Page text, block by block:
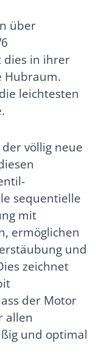
über
dies in ihrer
Hubraum.
leichtesten
völlig neue
sequentielle
mit
ermöglichen
und
zeichnet
der Motor
allen
und optimal